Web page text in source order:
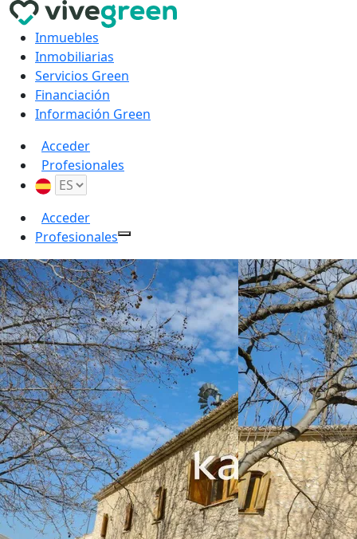
Inmuebles
Inmobiliarias
Servicios Green
Financiación
Información Green
Acceder
Profesionales
Acceder
Profesionales